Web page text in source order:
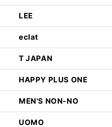
LEE
eclat
T JAPAN
HAPPY PLUS ONE
MEN'S NON-NO
UOMO